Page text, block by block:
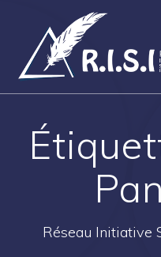
Réseau Initiative